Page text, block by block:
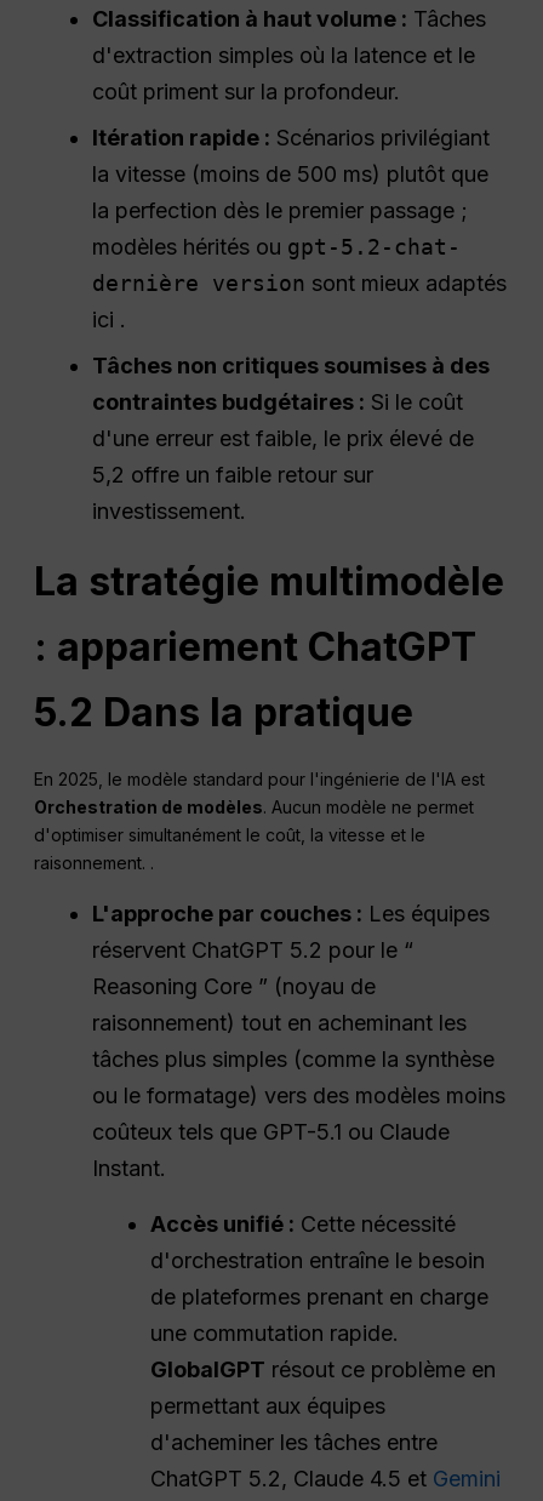
Classification à haut volume : Tâches
d'extraction simples où la latence et le
coût priment sur la profondeur.
Itération rapide : Scénarios privilégiant
la vitesse (moins de 500 ms) plutôt que
la perfection dès le premier passage ;
modèles hérités ou gpt-5.2-chat-
dernière version sont mieux adaptés
ici .
Tâches non critiques soumises à des
contraintes budgétaires : Si le coût
d'une erreur est faible, le prix élevé de
5,2 offre un faible retour sur
investissement.
La stratégie multimodèle
: appariement ChatGPT
5.2 Dans la pratique
En 2025, le modèle standard pour l'ingénierie de l'IA est
Orchestration de modèles. Aucun modèle ne permet
d'optimiser simultanément le coût, la vitesse et le
raisonnement. .
L'approche par couches : Les équipes
réservent ChatGPT 5.2 pour le “
Reasoning Core ” (noyau de
raisonnement) tout en acheminant les
tâches plus simples (comme la synthèse
ou le formatage) vers des modèles moins
coûteux tels que GPT-5.1 ou Claude
Instant.
Accès unifié : Cette nécessité
d'orchestration entraîne le besoin
de plateformes prenant en charge
une commutation rapide.
GlobalGPT résout ce problème en
permettant aux équipes
d'acheminer les tâches entre
ChatGPT 5.2, Claude 4.5 et Gemini